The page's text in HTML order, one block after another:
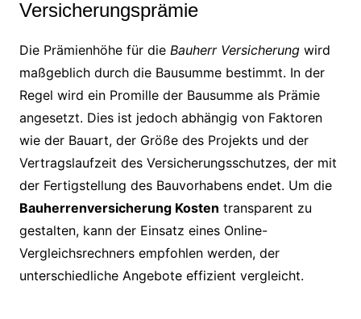
Versicherungsprämie
Die Prämienhöhe für die Bauherr Versicherungwird
maßgeblich durch die Bausumme bestimmt. In der
Regel wird ein Promille der Bausumme als Prämie
angesetzt. Dies ist jedoch abhängig von Faktoren
wie der Bauart, der Größe des Projekts und der
Vertragslaufzeit des Versicherungsschutzes, der mit
der Fertigstellung des Bauvorhabens endet. Um die
Bauherrenversicherung Kosten transparent zu
gestalten, kann der Einsatz eines Online-
Vergleichsrechners empfohlen werden, der
unterschiedliche Angebote effizient vergleicht.